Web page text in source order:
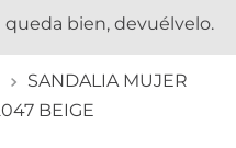
bien, devuélvelo.
SANDALIA MUJER
BEIGE